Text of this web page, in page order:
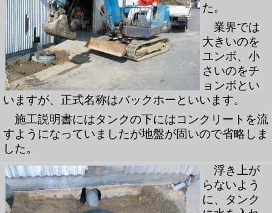
た。
業界では
大きいのを
ユンボ、小
さいのをチ
ョンボとい
いますが、正式名称はバックホーといいます。
施工説明書にはタンクの下にはコンクリートを流
すようになっていましたが地盤が固いので省略しま
した。
浮き上が
らないよう
に、タンク